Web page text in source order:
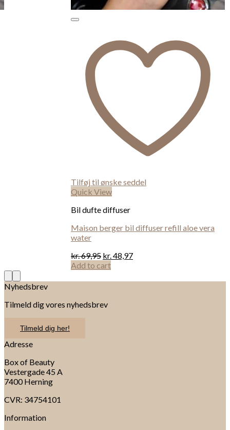
Tilføj til ønske seddel
Quick View
Bil dufte diffuser
Maison berger bil diffuser refill aloe vera
water
kr.69,95 kr.48,97
Add to cart
Nyhedsbrev
Tilmeld dig vores nyhedsbrev
Tilmeld dig her!
Adresse
Box of Beauty
Vestergade 45 A
7400 Herning
CVR: 34754101
Information